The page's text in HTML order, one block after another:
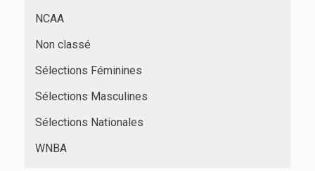
NCAA
Non classé
Sélections Féminines
Sélections Masculines
Sélections Nationales
WNBA